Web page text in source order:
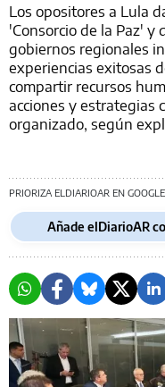
Los opositores a Lula
'Consorcio de la Paz' y
gobiernos regionales
experiencias exitosas
compartir recursos
acciones y estrategias
organizado, según
PRIORIZA ELDIARIOAR EN GOOGLE
Añade elDiarioAR